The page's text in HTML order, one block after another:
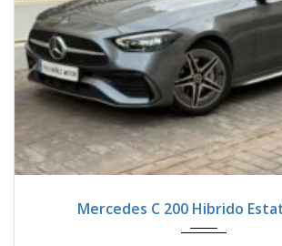
Mercedes C 200 Hibrido